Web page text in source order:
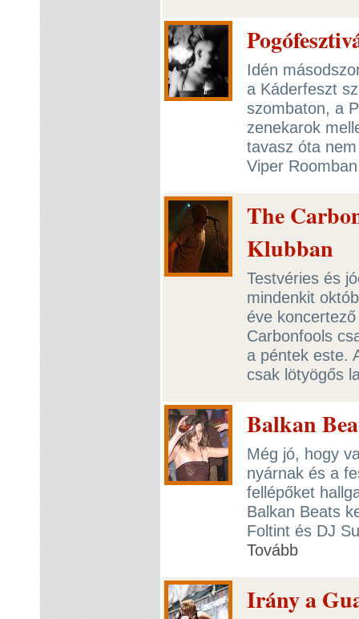
Idén
a Káderfeszt
szombaton, a
zenekarok
tavasz óta
Viper
The
Klubban
Testvéries és
mindenkit
éve
Carbonfools
a péntek este.
csak lötyögős
Balkan
Még jó, hogy
nyárnak és a
fellépőket
Balkan Beats
Foltint és DJ
Tovább
Irány a